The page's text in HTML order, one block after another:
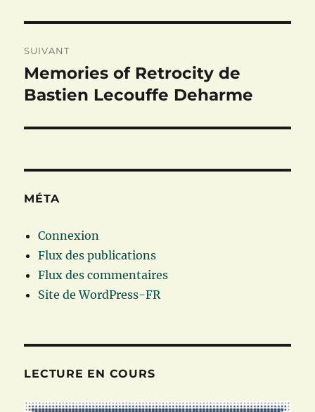
SUIVANT
Publication
suivante :
Memories of Retrocity de
Bastien Lecouffe Deharme
MÉTA
Connexion
Flux des publications
Flux des commentaires
Site de WordPress-FR
LECTURE EN COURS